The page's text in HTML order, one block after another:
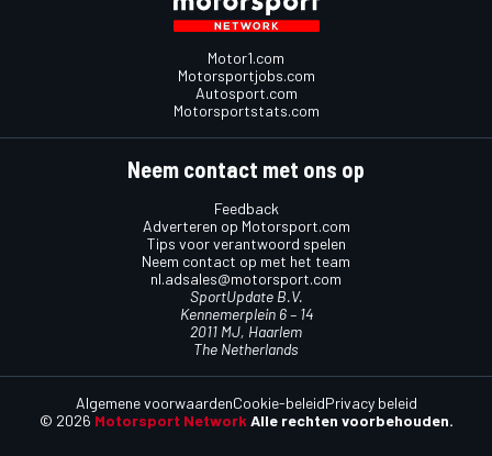
Motor1.com
Motorsportjobs.com
Autosport.com
Motorsportstats.com
Neem contact met ons op
Feedback
Adverteren op Motorsport.com
Tips voor verantwoord spelen
Neem contact op met het team
nl.adsales@motorsport.com
SportUpdate B.V.
Kennemerplein 6 – 14
2011 MJ, Haarlem
The Netherlands
© 2026 Motorsport Network Alle rechten voorbehouden.
Algemene voorwaardenCookie-beleidPrivacy beleid